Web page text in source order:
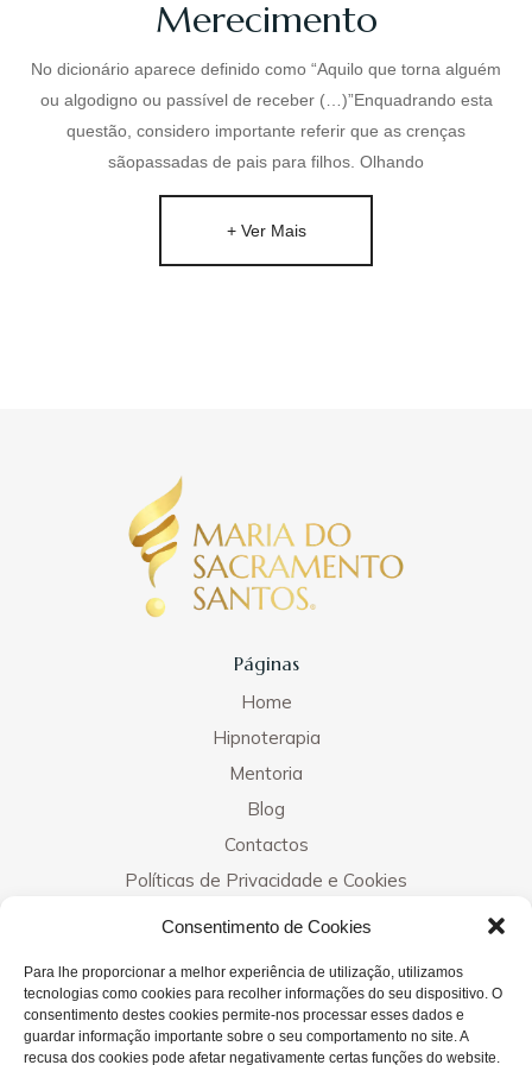
Consentimento de Cookies
Para lhe proporcionar a melhor experiência de utilização, utilizamos
tecnologias como cookies para recolher informações do seu dispositivo. O
consentimento destes cookies permite-nos processar esses dados e
guardar informação importante sobre o seu comportamento no site. A
recusa dos cookies pode afetar negativamente certas funções do website.
Merecimento
No dicionário aparece definido como “Aquilo que torna alguém
ou algodigno ou passível de receber (…)”Enquadrando esta
questão, considero importante referir que as crenças
sãopassadas de pais para filhos. Olhando
+ Ver Mais
Páginas
Home
Hipnoterapia
Mentoria
Blog
Contactos
Políticas de Privacidade e Cookies
Clínicas